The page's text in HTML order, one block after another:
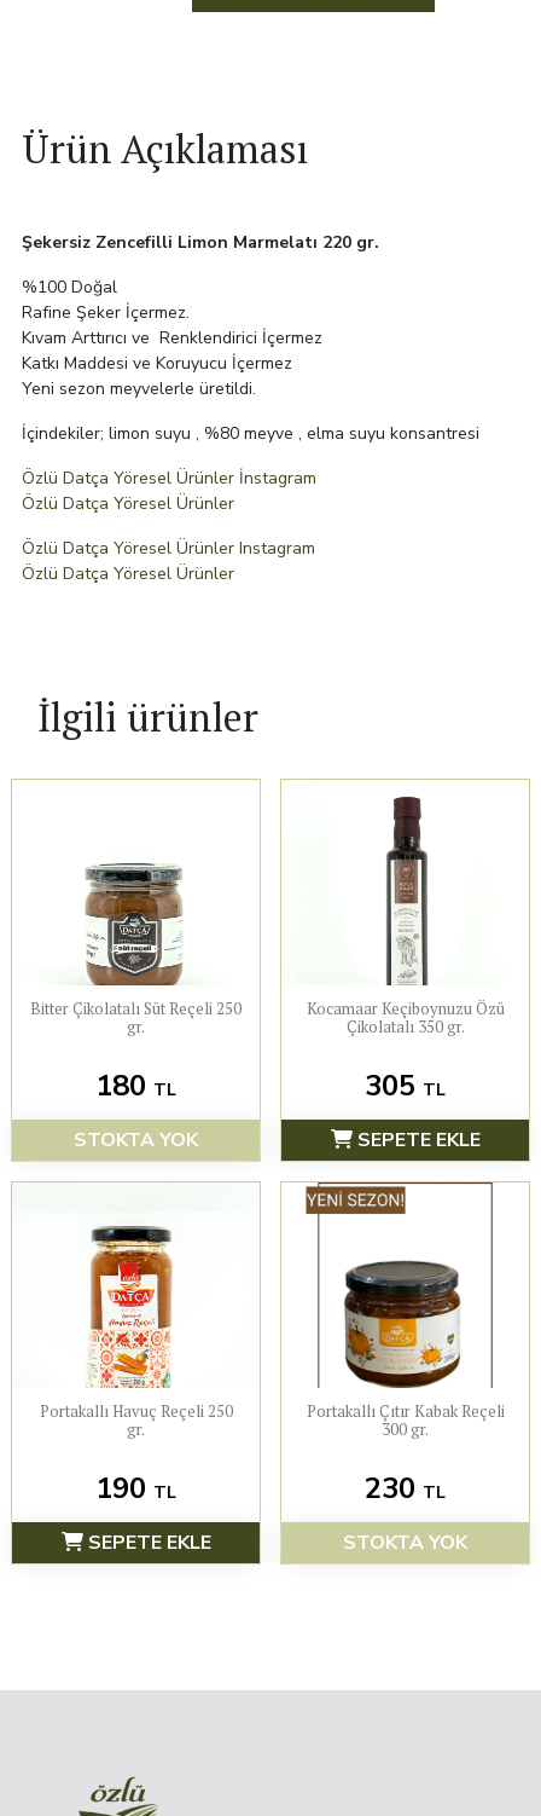
Ürün Açıklaması
Şekersiz Zencefilli Limon Marmelatı 220 gr.
%100 Doğal
Rafine Şeker İçermez.
Kıvam Arttırıcı ve Renklendirici İçermez
Katkı Maddesi ve Koruyucu İçermez
Yeni sezon meyvelerle üretildi.
İçindekiler; limon suyu , %80 meyve , elma suyu konsantresi
Özlü Datça Yöresel Ürünler İnstagram
Özlü Datça Yöresel Ürünler
Özlü Datça Yöresel Ürünler Instagram
Özlü Datça Yöresel Ürünler
İlgili ürünler
Bitter Çikolatalı Süt Reçeli 250
gr.
180 TL
STOKTA YOK
Kocamaar Keçiboynuzu Özü
Çikolatalı 350 gr.
305 TL
SEPETE EKLE
Portakallı Havuç Reçeli 250
gr.
190 TL
SEPETE EKLE
Portakallı Çıtır Kabak Reçeli
300 gr.
230 TL
STOKTA YOK